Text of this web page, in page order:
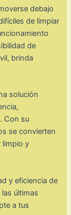
debajo
de limpiar
de
brinda
solución
Con su
se convierten
limpio y
y eficiencia de
últimas
a tus